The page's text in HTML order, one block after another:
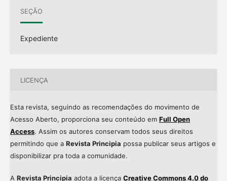
SEÇÃO
Expediente
LICENÇA
Esta revista, seguindo as recomendações do movimento de
Acesso Aberto, proporciona seu conteúdo em Full Open
Access. Assim os autores conservam todos seus direitos
permitindo que a Revista Principia possa publicar seus artigos e
disponibilizar pra toda a comunidade.
A Revista Principia adota a licença Creative Commons 4.0 do